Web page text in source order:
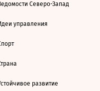
Северо-Запад
управления
развитие